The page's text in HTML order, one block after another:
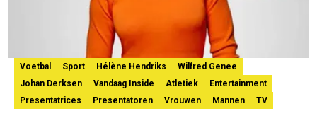
Voetbal Sport Hélène Hendriks
Wilfred Genee
Johan Derksen
Vandaag Inside Atletiek
Entertainment
Presentatrices
Presentatoren Vrouwen Mannen TV